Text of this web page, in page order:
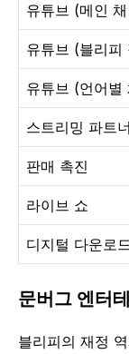
유튜브 (메인
유튜브 (블리피
유튜브 (언어별
스트리밍 파트
판매 촉진
라이브 쇼
디지털 다운로
문버그 엔터
블리피의 재정